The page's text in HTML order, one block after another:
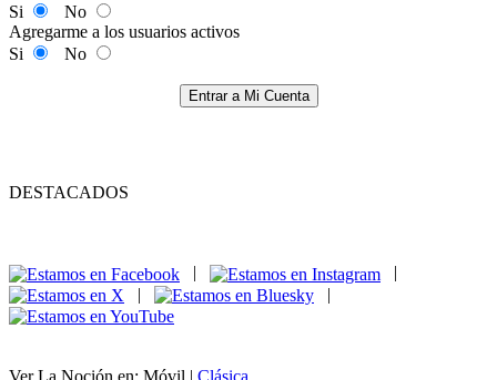
Si
No
Agregarme a los usuarios activos
Si
No
Entrar a Mi Cuenta
DESTACADOS
|
|